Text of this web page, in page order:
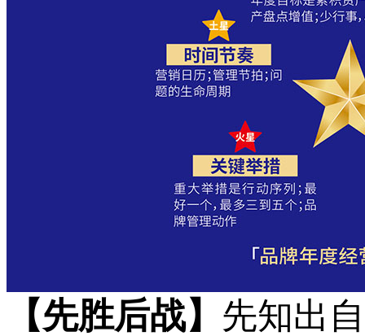
【先胜后战】 先知出